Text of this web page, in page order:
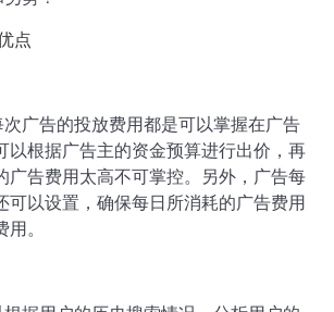
点
广告的投放费用都是可以掌握在广告
以根据广告主的资金预算进行出价，再
广告费用太高不可掌控。另外，广告每
可以设置，确保每日所消耗的广告费用
。